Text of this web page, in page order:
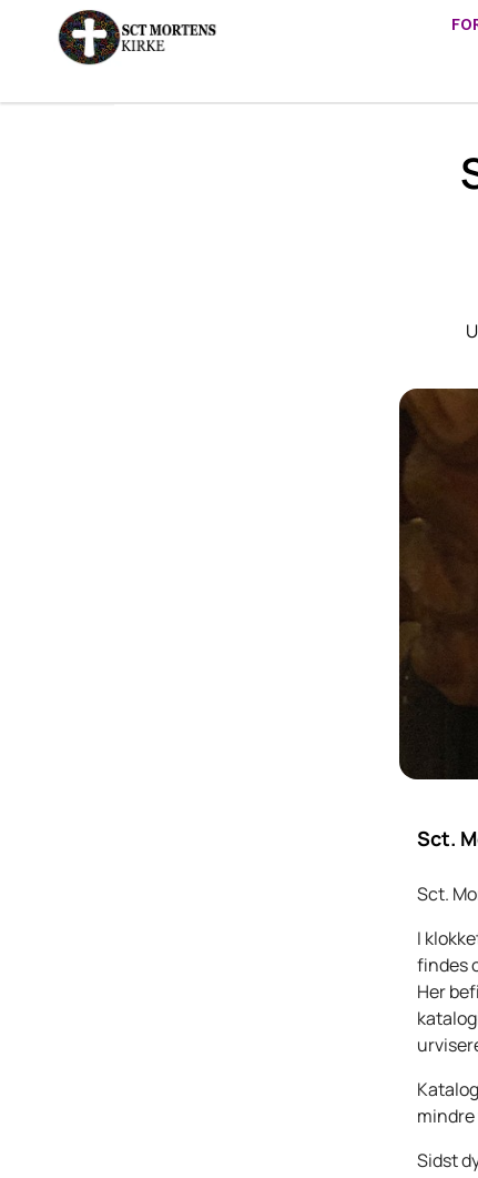
Sct.
Sct.
I
findes
Her
Sidst